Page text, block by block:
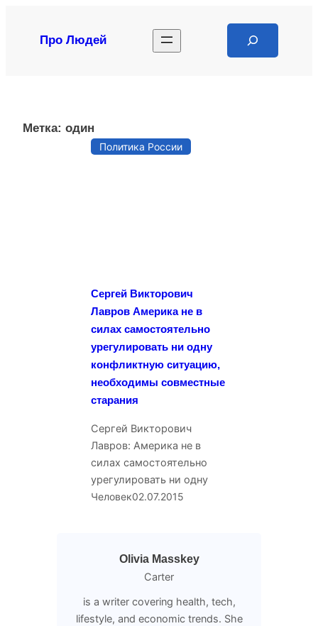
содержимому
Про Людей
Метка: один
Политика России
Сергей Викторович
Лавров Америка не в
силах самостоятельно
урегулировать ни одну
конфликтную ситуацию,
необходимы совместные
старания
Сергей Викторович
Лавров: Америка не в
силах самостоятельно
урегулировать ни одну
Человек02.07.2015
Olivia Masskey
Carter
is a writer covering health, tech,
lifestyle, and economic trends. She